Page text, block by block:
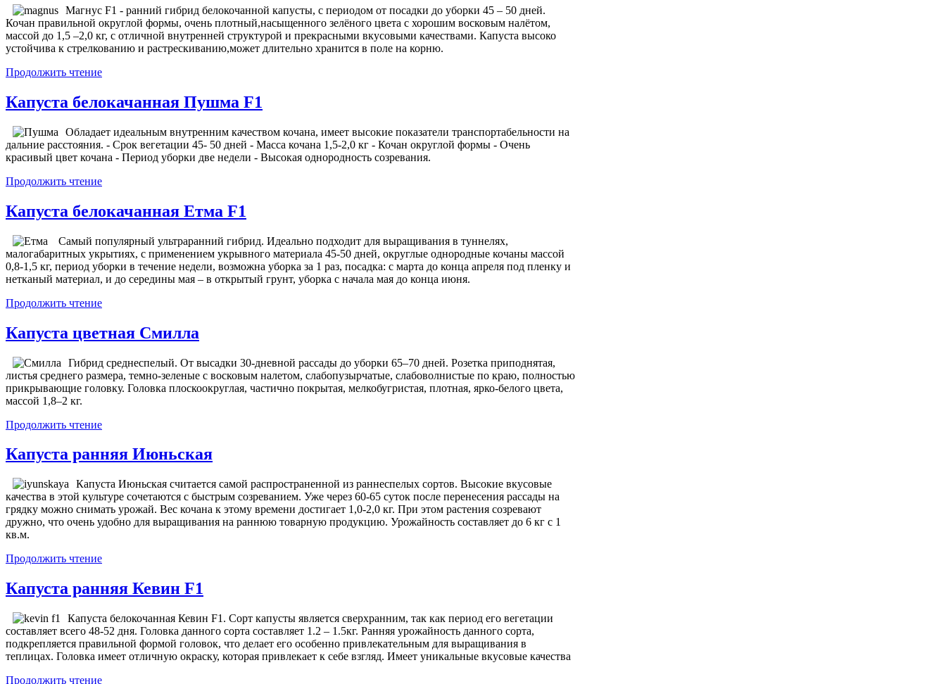
Магнус F1 - ранний гибрид белокочанной капусты, с периодом от посадки до уборки 45 – 50 дней.
Кочан правильной округлой формы, очень плотный,насыщенного зелёного цвета с хорошим восковым налётом,
массой до 1,5 –2,0 кг, с отличной внутренней структурой и прекрасными вкусовыми качествами. Капуста высоко
устойчива к стрелкованию и растрескиванию,может длительно хранится в поле на корню.
Продолжить чтение
Капуста белокачанная Пушма F1
Обладает идеальным внутренним качеством кочана, имеет высокие показатели транспортабельности на
дальние расстояния. - Срок вегетации 45- 50 дней - Масса кочана 1,5-2,0 кг - Кочан округлой формы - Очень
красивый цвет кочана - Период уборки две недели - Высокая однородность созревания.
Продолжить чтение
Капуста белокачанная Етма F1
Самый популярный ультраранний гибрид. Идеально подходит для выращивания в туннелях,
малогабаритных укрытиях, с применением укрывного материала 45-50 дней, округлые однородные кочаны массой
0,8-1,5 кг, период уборки в течение недели, возможна уборка за 1 раз, посадка: с марта до конца апреля под пленку и
нетканый материал, и до середины мая – в открытый грунт, уборка с начала мая до конца июня.
Продолжить чтение
Капуста цветная Смилла
Гибрид среднеспелый. От высадки 30-дневной рассады до уборки 65–70 дней. Розетка приподнятая,
листья среднего размера, темно-зеленые с восковым налетом, слабопузырчатые, слабоволнистые по краю, полностью
прикрывающие головку. Головка плоскоокруглая, частично покрытая, мелкобугристая, плотная, ярко-белого цвета,
массой 1,8–2 кг.
Продолжить чтение
Капуста ранняя Июньская
Капуста Июньская считается самой распространенной из раннеспелых сортов. Высокие вкусовые
качества в этой культуре сочетаются с быстрым созреванием. Уже через 60-65 суток после перенесения рассады на
грядку можно снимать урожай. Вес кочана к этому времени достигает 1,0-2,0 кг. При этом растения созревают
дружно, что очень удобно для выращивания на раннюю товарную продукцию. Урожайность составляет до 6 кг с 1
кв.м.
Продолжить чтение
Капуста ранняя Кевин F1
Капуста белокочанная Кевин F1. Сорт капусты является сверхранним, так как период его вегетации
составляет всего 48-52 дня. Головка данного сорта составляет 1.2 – 1.5кг. Ранняя урожайность данного сорта,
подкрепляется правильной формой головок, что делает его особенно привлекательным для выращивания в
теплицах. Головка имеет отличную окраску, которая привлекает к себе взгляд. Имеет уникальные вкусовые качества
Продолжить чтение